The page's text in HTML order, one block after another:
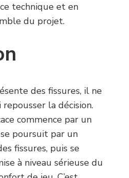
technique et en
du projet.
des fissures, il ne
la décision.
commence par un
poursuit par un
fissures, puis se
à niveau sérieuse du